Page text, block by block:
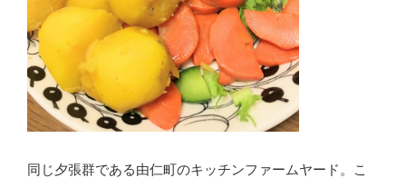
同じ夕張群である由仁町のキッチンファームヤード。こ